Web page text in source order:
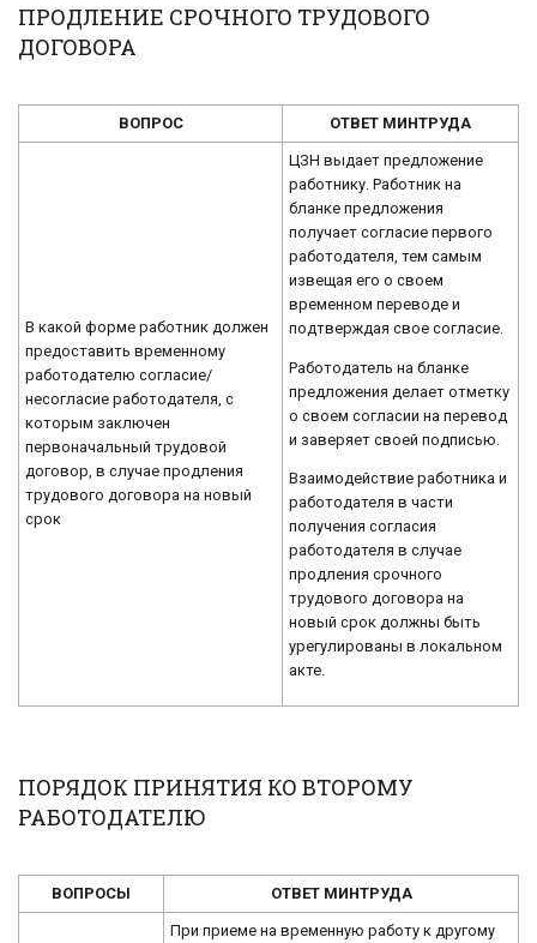
ПРОДЛЕНИЕ СРОЧНОГО ТРУДОВОГО
ДОГОВОРА
ВОПРОС ОТВЕТ МИНТРУДА
В какой форме работник должен
предоставить временному
работодателю согласие/
несогласие работодателя, с
которым заключен
первоначальный трудовой
договор, в случае продления
трудового договора на новый
срок
ЦЗН выдает предложение
работнику. Работник на
бланке предложения
получает согласие первого
работодателя, тем самым
извещая его о своем
временном переводе и
подтверждая свое согласие.
Работодатель на бланке
предложения делает отметку
о своем согласии на перевод
и заверяет своей подписью.
Взаимодействие работника и
работодателя в части
получения согласия
работодателя в случае
продления срочного
трудового договора на
новый срок должны быть
урегулированы в локальном
акте.
ПОРЯДОК ПРИНЯТИЯ КО ВТОРОМУ
РАБОТОДАТЕЛЮ
ВОПРОСЫ ОТВЕТ МИНТРУДА
При приеме на временную работу к другому